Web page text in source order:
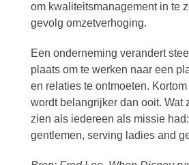
om kwaliteitsmanagement in te
gevolg omzetverhoging.
Een onderneming verandert
plaats om te werken naar een
en relaties te ontmoeten.
wordt belangrijker dan ooit. Wat
zien als iedereen als missie
gentlemen, serving ladies and